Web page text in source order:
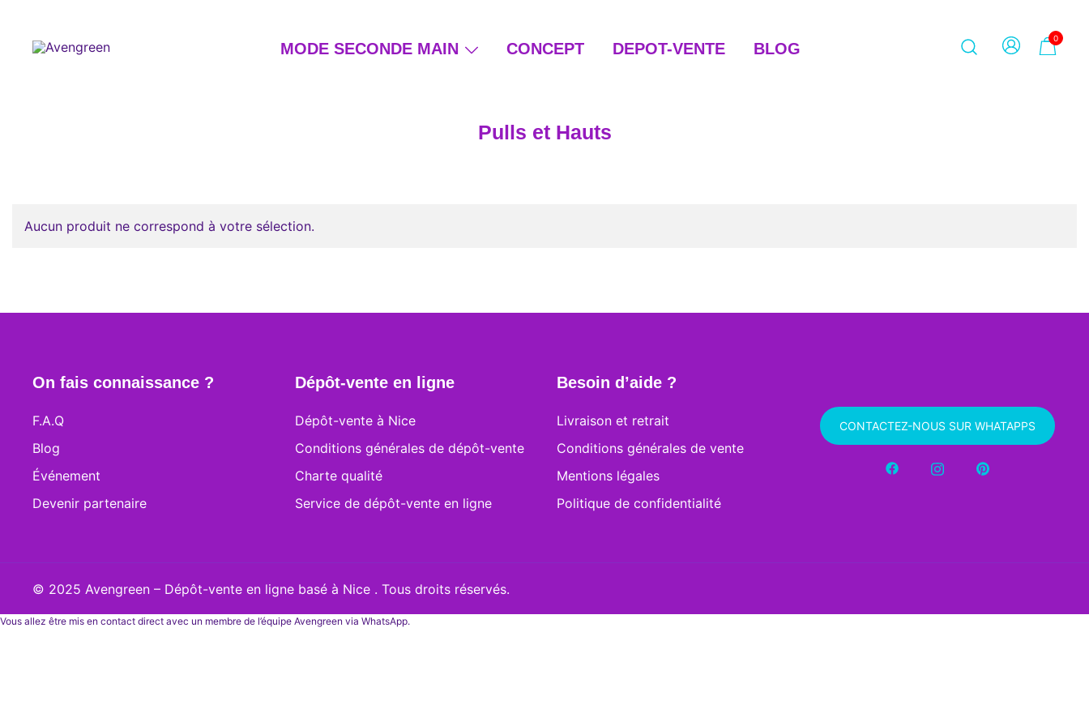
content
MODE SECONDE MAIN CONCEPT DEPOT-VENTE BLOG
0
Pulls et Hauts
Aucun produit ne correspond à votre sélection.
On fais connaissance ?
F.A.Q
Blog
Événement
Devenir partenaire
Dépôt-vente en ligne
Dépôt-vente à Nice
Conditions générales de dépôt-vente
Charte qualité
Service de dépôt-vente en ligne
Besoin d’aide ?
Livraison et retrait
Conditions générales de vente
Mentions légales
Politique de confidentialité
CONTACTEZ-NOUS SUR WHATAPPS
© 2025 Avengreen – Dépôt-vente en ligne basé à Nice . Tous droits réservés.
Vous allez être mis en contact direct avec un membre de l’équipe Avengreen via WhatsApp.